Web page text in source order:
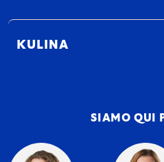
KULINA
SIAMO QUI